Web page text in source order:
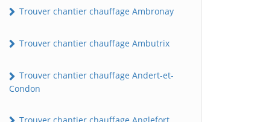
Trouver chantier chauffage Ambronay
Trouver chantier chauffage Ambutrix
Trouver chantier chauffage Andert-et-
Condon
Trouver chantier chauffage Anglefort